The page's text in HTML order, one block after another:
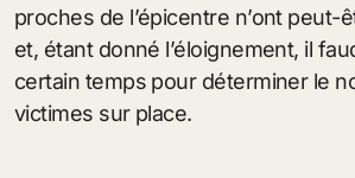
proches de l’épicentre n’ont peut-
et, étant donné l’éloignement, il
certain temps pour déterminer le
victimes sur place.